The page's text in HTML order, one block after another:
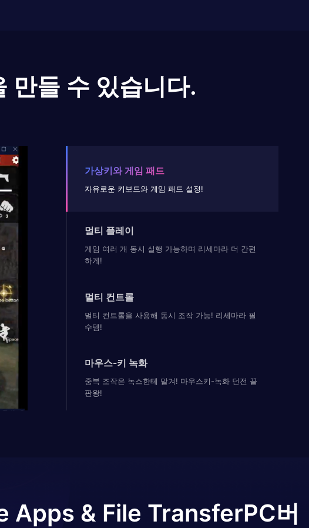
만들 수 있습니다.
가상키와 게임 패드
자유로운 키보드와 게임 패드 설정!
멀티 플레이
게임 여러 개 동시 실행 가능하며 리세마라 더 간편
하게!
멀티 컨트롤
멀티 컨트롤을 사용해 동시 조작 가능! 리세마라 필
수템!
마우스-키 녹화
중복 조작은 녹스한테 맡겨! 마우스키-녹화 던전 끝
판왕!
Apps & File TransferPC버